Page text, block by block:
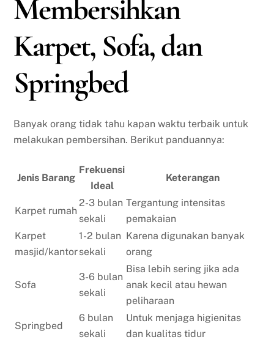
Membersihkan
Karpet, Sofa, dan
Springbed
Banyak orang tidak tahu kapan waktu terbaik untuk
melakukan pembersihan. Berikut panduannya:
Jenis Barang
Frekuensi
Ideal
Keterangan
Karpet rumah
2-3 bulan
sekali
Tergantung intensitas
pemakaian
Karpet
masjid/kantor
1-2 bulan
sekali
Karena digunakan banyak
orang
Sofa
3-6 bulan
sekali
Bisa lebih sering jika ada
anak kecil atau hewan
peliharaan
Springbed
6 bulan
sekali
Untuk menjaga higienitas
dan kualitas tidur